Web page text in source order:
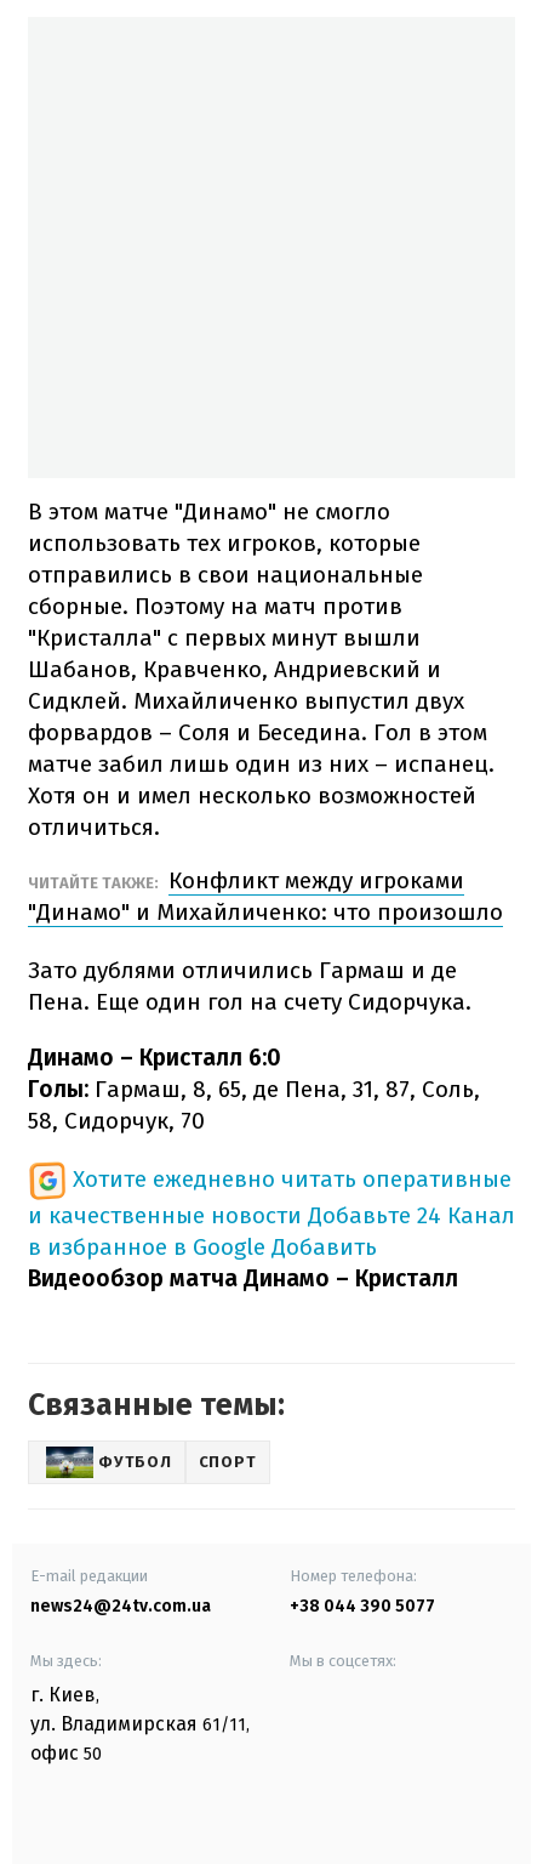
В этом матче "Динамо" не смогло
использовать тех игроков, которые
отправились в свои национальные
сборные. Поэтому на матч против
"Кристалла" с первых минут вышли
Шабанов, Кравченко, Андриевский и
Сидклей. Михайличенко выпустил двух
форвардов – Соля и Беседина. Гол в этом
матче забил лишь один из них – испанец.
Хотя он и имел несколько возможностей
отличиться.
ЧИТАЙТЕ ТАКЖЕ:
Конфликт между игроками
"Динамо" и Михайличенко: что произошло
Зато дублями отличились Гармаш и де
Пена. Еще один гол на счету Сидорчука.
Динамо – Кристалл 6:0
Голы: Гармаш, 8, 65, де Пена, 31, 87, Соль,
58, Сидорчук, 70
Хотите ежедневно читать оперативные
и качественные новости Добавьте 24 Канал
в избранное в Google Добавить
Видеообзор матча Динамо – Кристалл
Связанные темы:
ФУТБОЛ СПОРТ
E-mail редакции
news24@24tv.com.ua
Номер телефона:
+38 044 390 5077
Мы здесь:
г. Киев,
ул. Владимирская 61/11,
офис 50
Мы в соцсетях: